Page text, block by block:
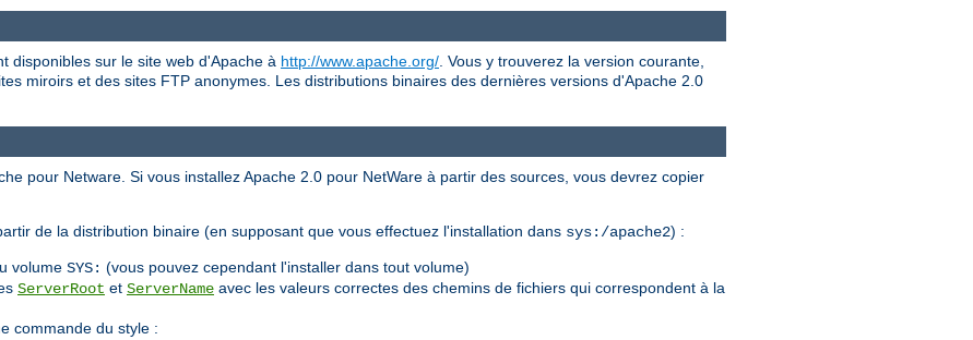
disponibles sur le site web d'Apache à http://www.apache.org/ . Vous y trouverez la version courante,
miroirs et des sites FTP anonymes. Les distributions binaires des dernières versions d'Apache 2.0
pour Netware. Si vous installez Apache 2.0 pour NetWare à partir des sources, vous devrez copier
de la distribution binaire (en supposant que vous effectuez l'installation dans sys:/apache2) :
volume SYS: (vous pouvez cependant l'installer dans tout volume)
ServerRoot et ServerName avec les valeurs correctes des chemins de fichiers qui correspondent à la
commande du style :